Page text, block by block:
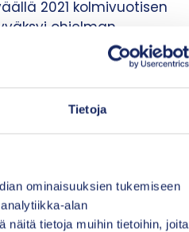
Tietoja
ominaisuuksien tukemiseen
alan
näitä tietoja muihin tietoihin, joita
2021 kolmivuotisen
ohjelman
kolmelle vuodelle.
ongelmasta ja sen